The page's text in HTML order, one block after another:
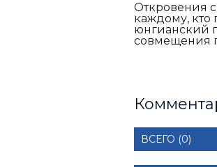
Откровения
каждому, кто
юнгианский
совмещения
ВСЕГО (0)